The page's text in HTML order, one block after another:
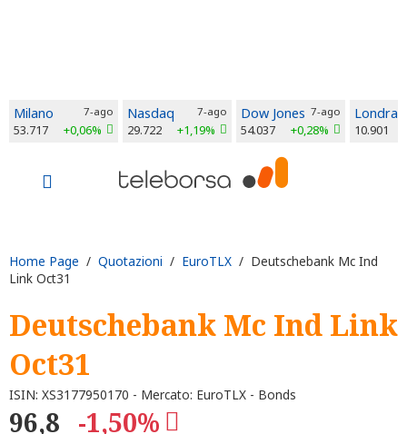
Milano 7-ago
53.717 +0,06%
Nasdaq 7-ago
29.722 +1,19%
Dow Jones 7-ago
54.037 +0,28%
Londra
10.901
Home Page / Quotazioni / EuroTLX / Deutschebank Mc Ind
Link Oct31
Deutschebank Mc Ind Link
Oct31
ISIN: XS3177950170 - Mercato: EuroTLX - Bonds
96,8 -1,50%